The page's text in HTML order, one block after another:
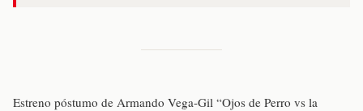
Estreno póstumo de Armando Vega-Gil “Ojos de Perro vs la